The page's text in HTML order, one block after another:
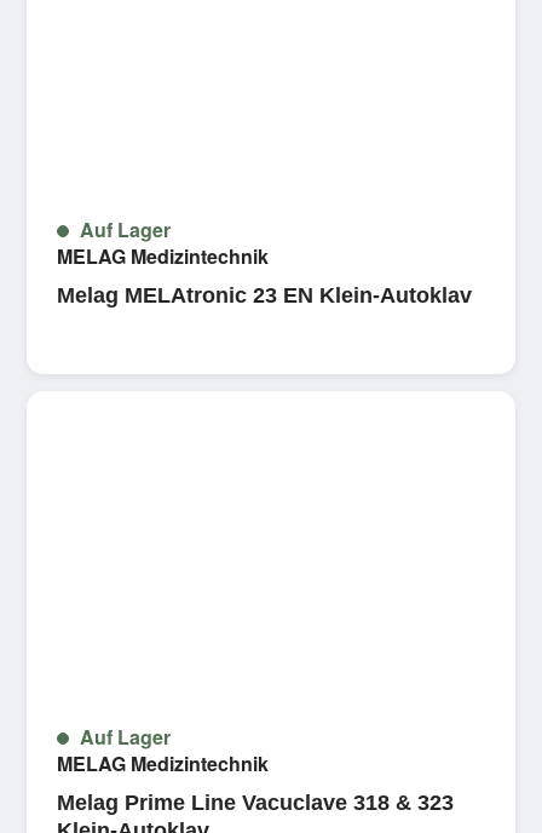
Auf Lager
MELAG Medizintechnik
Melag MELAtronic 23 EN Klein-Autoklav
Auf Lager
MELAG Medizintechnik
Melag Prime Line Vacuclave 318 & 323